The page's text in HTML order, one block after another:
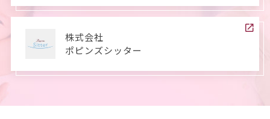
株式会社
ポピンズシッター